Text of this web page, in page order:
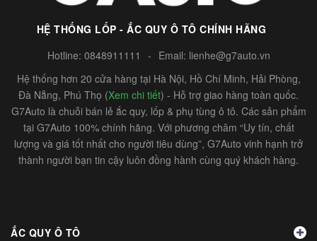
HỆ THỐNG LỐP - ẮC QUY Ô TÔ CHÍNH HÃNG
Hotline: 0848911111 - Email: lienhe@g7auto.vn
Hệ thống hơn 20 cửa hàng tại Hà Nội, Hồ Chí Minh, Hải Phòng,
Đà Nẵng, Phú Thọ (Xem chi tiết) - Hỗ trợ giao hàng toàn quốc.
G7Auto là chuỗi bán lẻ ắc quy, lốp & phụ tùng ô tô. Các sản phẩm
tại G7Auto 100% chính hãng. Với phương châm “Uy tín, chất
lượng và giá tốt nhất cho người tiêu dùng”, G7Auto vinh hạnh trở
thành người bạn tin cậy luôn đồng hành cùng quý khách hàng.
ẮC QUY Ô TÔ